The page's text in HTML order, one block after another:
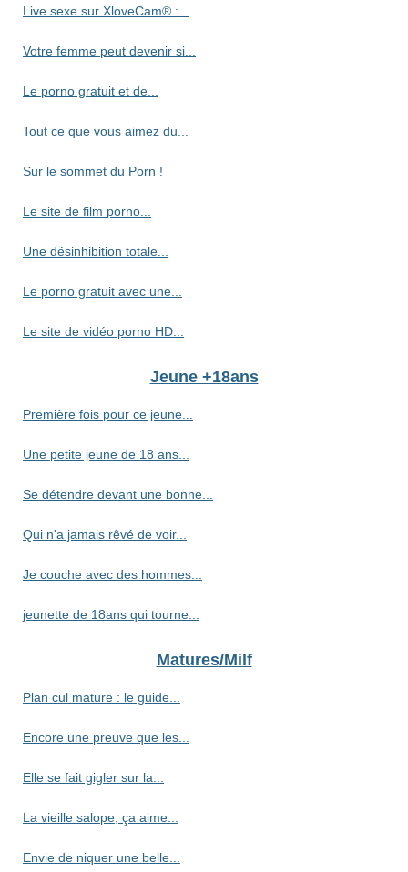
Live sexe sur XloveCam® :...
Votre femme peut devenir si...
Le porno gratuit et de...
Tout ce que vous aimez du...
Sur le sommet du Porn !
Le site de film porno...
Une désinhibition totale...
Le porno gratuit avec une...
Le site de vidéo porno HD...
Jeune +18ans
Première fois pour ce jeune...
Une petite jeune de 18 ans...
Se détendre devant une bonne...
Qui n'a jamais rêvé de voir...
Je couche avec des hommes...
jeunette de 18ans qui tourne...
Matures/Milf
Plan cul mature : le guide...
Encore une preuve que les...
Elle se fait gigler sur la...
La vieille salope, ça aime...
Envie de niquer une belle...